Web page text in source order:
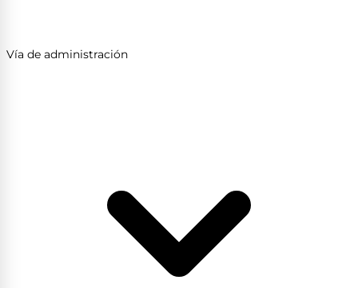
Vía de administración